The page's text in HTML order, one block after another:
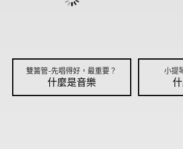
雙簧管-先唱得好，最重要？
什麼是音樂
小提